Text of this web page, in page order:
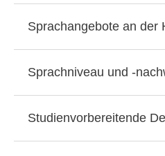
Sprachangebote an der
Sprachniveau und -
Studienvorbereitende